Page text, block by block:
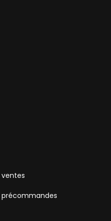
précommandes